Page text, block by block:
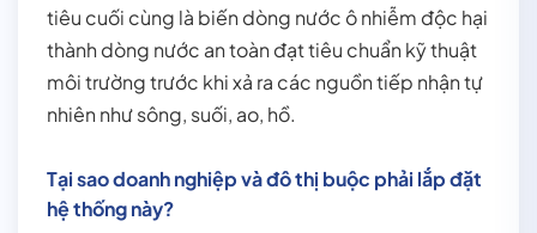
tiêu cuối cùng là biến dòng nước ô nhiễm độc hại
thành dòng nước an toàn đạt tiêu chuẩn kỹ thuật
môi trường trước khi xả ra các nguồn tiếp nhận tự
nhiên như sông, suối, ao, hồ.
Tại sao doanh nghiệp và đô thị buộc phải lắp đặt
hệ thống này?